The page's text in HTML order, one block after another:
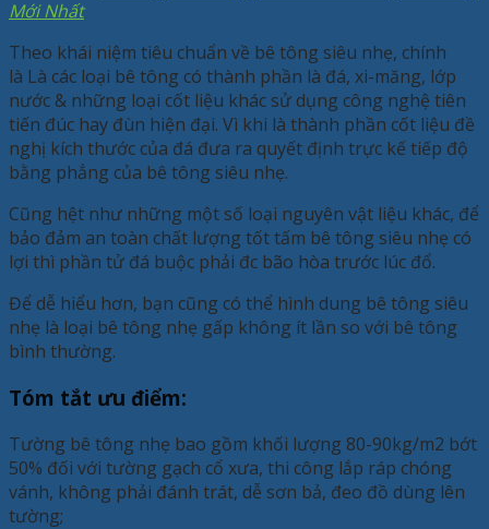
Mới Nhất
Theo khái niệm tiêu chuẩn về bê tông siêu nhẹ, chính
là Là các loại bê tông có thành phần là đá, xi-măng, lớp
nước & những loại cốt liệu khác sử dụng công nghệ tiên
tiến đúc hay đùn hiện đại. Vì khi là thành phần cốt liệu đề
nghị kích thước của đá đưa ra quyết định trực kế tiếp độ
bằng phẳng của bê tông siêu nhẹ.
Cũng hệt như những một số loại nguyên vật liệu khác, để
bảo đảm an toàn chất lượng tốt tấm bê tông siêu nhẹ có
lợi thì phần tử đá buộc phải đc bão hòa trước lúc đổ.
Để dễ hiểu hơn, bạn cũng có thể hình dung bê tông siêu
nhẹ là loại bê tông nhẹ gấp không ít lần so với bê tông
bình thường.
Tóm tắt ưu điểm:
Tường bê tông nhẹ bao gồm khối lượng 80-90kg/m2 bớt
50% đối với tường gạch cổ xưa, thi công lắp ráp chóng
vánh, không phải đánh trát, dễ sơn bả, đeo đồ dùng lên
tường;